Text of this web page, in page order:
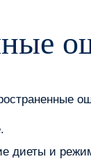
диеты и